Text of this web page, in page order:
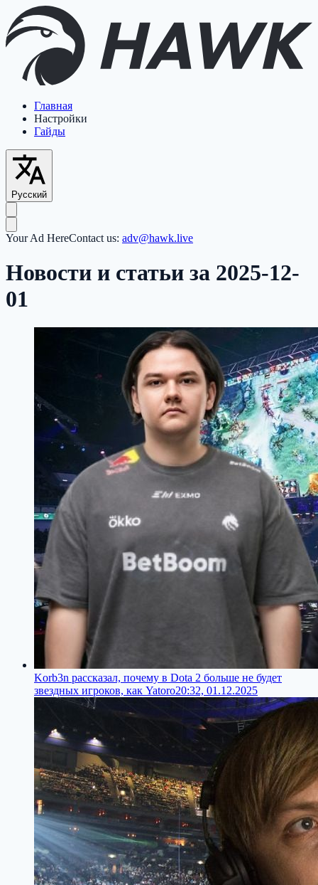
Главная
Настройки
Гайды
Русский
Your Ad HereContact us: adv@hawk.live
Новости и статьи за 2025-12-
01
Korb3n рассказал, почему в Dota 2 больше не будет
звездных игроков, как Yatoro20:32, 01.12.2025